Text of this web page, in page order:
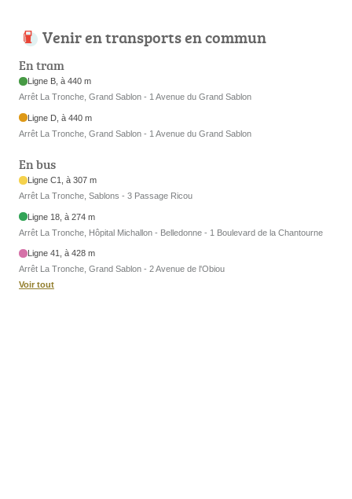
Venir en transports en commun
En tram
Ligne B, à 440 m
Arrêt La Tronche, Grand Sablon - 1 Avenue du Grand Sablon
Ligne D, à 440 m
Arrêt La Tronche, Grand Sablon - 1 Avenue du Grand Sablon
En bus
Ligne C1, à 307 m
Arrêt La Tronche, Sablons - 3 Passage Ricou
Ligne 18, à 274 m
Arrêt La Tronche, Hôpital Michallon - Belledonne - 1 Boulevard de la Chantourne
Ligne 41, à 428 m
Arrêt La Tronche, Grand Sablon - 2 Avenue de l'Obiou
Voir tout